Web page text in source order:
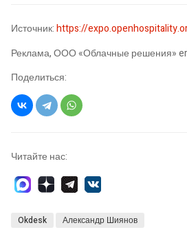
Источник:https://
Реклама, ООО «Облачные решения»
Поделиться:
Читайте нас:
Okdesk Александр Шиянов